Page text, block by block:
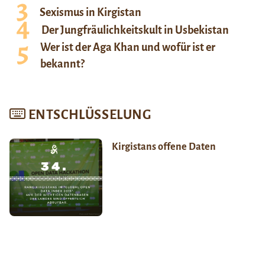
Sexismus in Kirgistan
Der Jungfräulichkeitskult in Usbekistan
Wer ist der Aga Khan und wofür ist er
bekannt?
ENTSCHLÜSSELUNG
Kirgistans offene Daten